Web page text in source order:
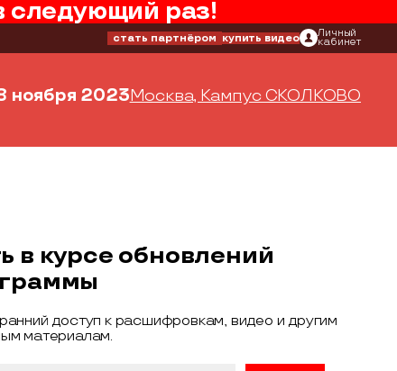
следующий раз!
стать партнёром купить видео Личный
кабинет
ноября 2023Москва, Кампус СКОЛКОВО
в курсе обновлений
доступ к расшифровкам, видео и другим
материалам.